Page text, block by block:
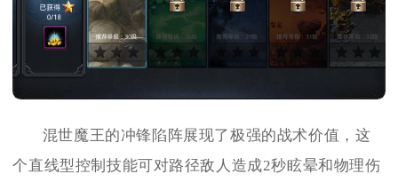
混世魔王的冲锋陷阵展现了极强的战术价值，这
个直线型控制技能可对路径敌人造成2秒眩晕和物理伤